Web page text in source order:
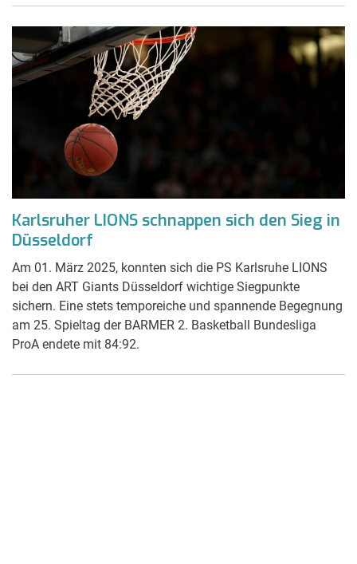
Karlsruher LIONS schnappen sich den Sieg in
Düsseldorf
Am 01. März 2025, konnten sich die PS Karlsruhe LIONS
bei den ART Giants Düsseldorf wichtige Siegpunkte
sichern. Eine stets temporeiche und spannende Begegnung
am 25. Spieltag der BARMER 2. Basketball Bundesliga
ProA endete mit 84:92.